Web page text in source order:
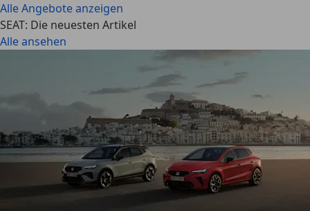
Alle Angebote anzeigen
SEAT: Die neuesten Artikel
Alle ansehen